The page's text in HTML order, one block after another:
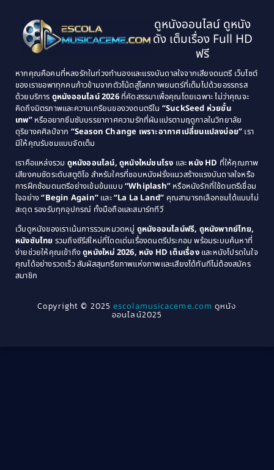
Classic หนังคลาสสิก(25)
Classic หนังคลาสสิก(134)
Classic หนังคลาสสิก(21)
Comedy ตลก(515)
Comedy ตลก(46)
Coming of Age ก้าวพ้นวัย(1)
Coming-of-Age(3)
Community(1)
Crime อาชญากรรม(289)
Cult Film(4)
1995
1994
1993
1992
1989
1988
1987
1986
1985
1984
1983
1982
1979
1978
1976
1975
1974
1971
1970
1969
1968
1964
1963
1940
ดูหนังออนไลน์ ดูหนัง
ดัง เต็มเรื่อง Full HD
ฟรี
หากคุณคือคนที่หลงรักในท่วงทำนองและแรงบันดาลใจจากเสียงดนตรี เว็บไซต์
ของเราขอพาทุกคนก้าวข้ามจากตัวโน้ตสู่โลกภาพยนตร์ที่เต็มไปด้วยอรรถรส
ด้วยบริการ ดูหนังออนไลน์ 2026ที่คัดสรรมาเพื่อคุณโดยเฉพาะ ไม่ว่าคุณจะ
คิดถึงมิตรภาพและความเกรียนของวงดนตรีใน “SuckSeed ห่วยขั้น
เทพ”หรืออยากซึมซับบรรยากาศความรักที่ผันแปรตามฤดูกาลในวิทยาลัย
ดุริยางคศิลป์จาก “Season Change เพราะอากาศเปลี่ยนแปลงบ่อย” เรา
มีให้คุณรับชมแบบจัดเต็ม
เราคือแหล่งรวม ดูหนังออนไลน์, ดูหนังใหม่ชนโรง และ หนัง HD ที่ให้คุณภาพ
เสียงคมชัดระดับสตูดิโอ สำหรับใครที่ชอบหนังฝรั่งแนวสร้างแรงบันดาลใจหรือ
การฝึกซ้อมดนตรีอย่างเข้มข้นแบบ “Whiplash” หรือหนังรักที่ใช้ดนตรีเชื่อม
ใจอย่าง“Begin Again” และ“La La Land” คุณสามารถเลือกชมได้แบบไม่
สะดุด รองรับทุกอุปกรณ์ ทั้งมือถือและสมาร์ททีวี
เว็บดูหนังของเราเน้นการรวมหมวดหมู่ ดูหนังออนไลน์ฟรี, ดูหนังพากย์ไทย,
หนังซับไทย รวมถึงซีรีส์ใหม่ที่โดดเด่นเรื่องดนตรีประกอบ พร้อมระบบค้นหาที่
ง่ายช่วยให้คุณเข้าถึงดูหนังใหม่ 2026, หนัง HD เต็มเรื่องและหนังโปรดในใจ
คุณได้อย่างรวดเร็ว สัมผัสสุนทรียภาพแห่งภาพและเสียงได้ทันทีไม่ต้องสมัคร
สมาชิก
Copyright © 2025escolamusicaceme.com ดูหนัง
ออนไลน์2025